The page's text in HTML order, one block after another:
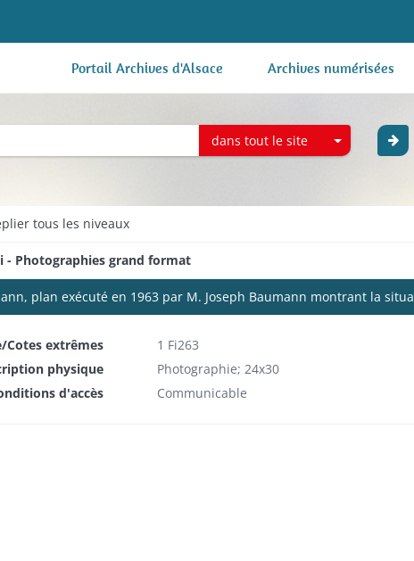
Portail Archives d'Alsace Archives numérisées
dans tout le site
tous les niveaux
- Photographies grand format
plan exécuté en 1963 par M. Joseph Baumann montrant la
Cotes extrêmes
1 Fi263
physique
Photographie; 24x30
d'accès
Communicable